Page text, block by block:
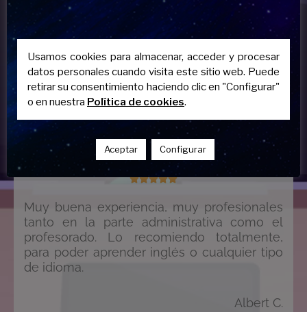

Muy buena experiencia, muy profesionales
tanto en la parte administrativa como el
profesorado. Lo recomiendo totalmente,
para poder aprender inglés o cualquier tipo
de idioma.
Albert C.
Usamos cookies para almacenar, acceder y procesar
datos personales cuando visita este sitio web. Puede
retirar su consentimiento haciendo clic en "Configurar"
o en nuestra Política de cookies.
Aceptar Configurar